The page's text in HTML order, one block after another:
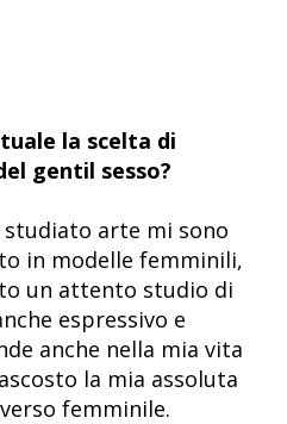
la scelta di
gentil sesso?
studiato arte mi sono
in modelle femminili,
un attento studio di
espressivo e
anche nella mia vita
la mia assoluta
femminile.